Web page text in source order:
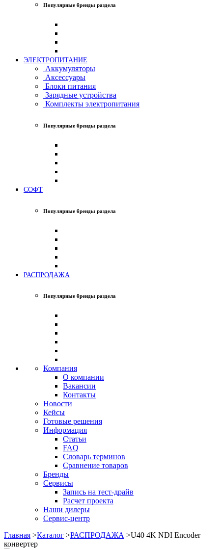
Популярные бренды раздела
ЭЛЕКТРОПИТАНИЕ
Аккумуляторы
Аксессуары
Блоки питания
Зарядные устройства
Комплекты электропитания
Популярные бренды раздела
СОФТ
Популярные бренды раздела
РАСПРОДАЖА
Популярные бренды раздела
Компания
О компании
Вакансии
Контакты
Новости
Кейсы
Готовые решения
Информация
Статьи
FAQ
Словарь терминов
Сравнение товаров
Бренды
Сервисы
Запись на тест-драйв
Расчет проекта
Наши дилеры
Сервис-центр
Главная >Каталог >РАСПРОДАЖА >U40 4K NDI Encoder
конвертер